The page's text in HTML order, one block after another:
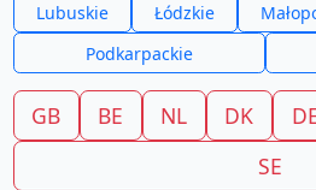
Lubuskie Łódzkie
Podkarpackie
GB BE NL DK
SE